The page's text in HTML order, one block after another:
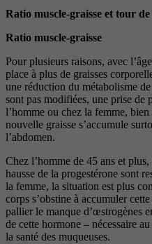
Ratio muscle-graisse et tour
Ratio muscle-graisse
Pour plusieurs raisons, avec
place à plus de graisses
une réduction du métabolisme
sont pas modifiées, une prise de
l’homme ou chez la femme,
nouvelle graisse s’accumule
l’abdomen.
Chez l’homme de 45 ans et
hausse de la progestérone sont
la femme, la situation est plus
corps s’obstine à accumuler
pallier le manque d’œstrogènes
de cette hormone – nécessaire
la santé des muqueuses.